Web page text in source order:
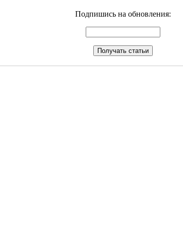
Подпишись на обновления: